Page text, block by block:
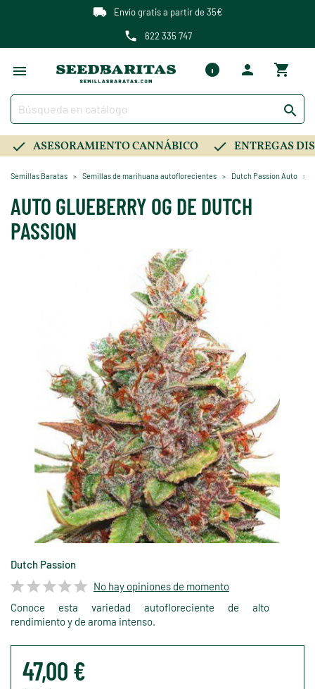
Envío gratis a partir de 35€
622 335 747

ASESORAMIENTO CANNÁBICO ENTREGAS
Semillas Baratas Semillas de marihuana autoflorecientes Dutch Passion Auto
AUTO GLUEBERRY OG DE DUTCH
PASSION
Dutch Passion
No hay opiniones de momento
Conoce esta variedad autofloreciente de alto
rendimiento y de aroma intenso.
47,00 €